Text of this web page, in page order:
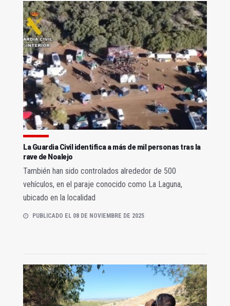
La Guardia Civil identifica a más de mil personas tras la
rave de Noalejo
También han sido controlados alrededor de 500
vehículos, en el paraje conocido como La Laguna,
ubicado en la localidad
PUBLICADO EL 08 DE NOVIEMBRE DE 2025